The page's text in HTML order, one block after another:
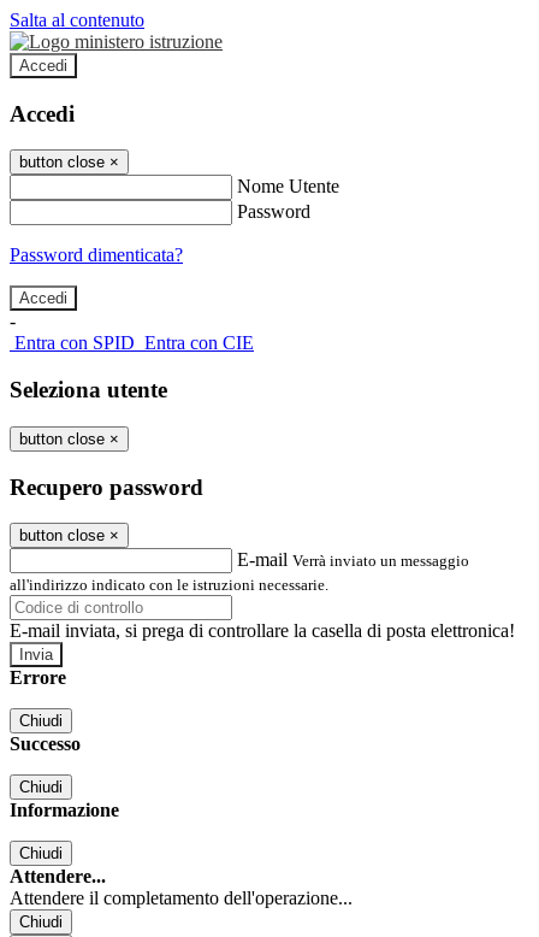
Salta al contenuto
Accedi
Accedi
button close ×
Nome Utente
Password
Password dimenticata?
-
Entra con SPID Entra con CIE
Seleziona utente
button close ×
Recupero password
button close ×
E-mail Verrà inviato un messaggio
all'indirizzo indicato con le istruzioni necessarie.
E-mail inviata, si prega di controllare la casella di posta elettronica!
Errore
Chiudi
Successo
Chiudi
Informazione
Chiudi
Attendere...
Attendere il completamento dell'operazione...
Chiudi